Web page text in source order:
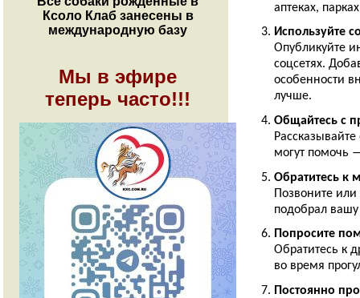
аптеках,
Используйте
Опубликуйте
соцсетях.
особенности
лучше.
Общайтесь с
могут помочь
Обратитесь к
Позвоните
подобрал
Попросите
Обратитесь к
во время
Постоянно